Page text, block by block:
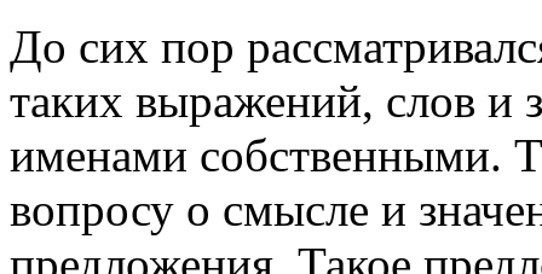
До сих пор
таких выражений, слов и
именами собственными.
вопросу о смысле и
предложения. Такое